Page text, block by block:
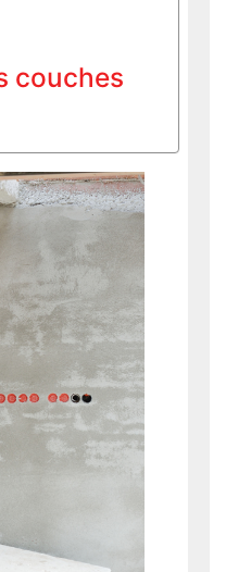
couches